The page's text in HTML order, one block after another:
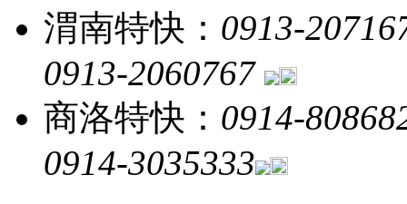
渭南特快： 0913-
0913-2060767
商洛特快： 0914-
0914-3035333